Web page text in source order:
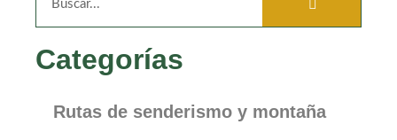
Categorías
Rutas de senderismo y montaña